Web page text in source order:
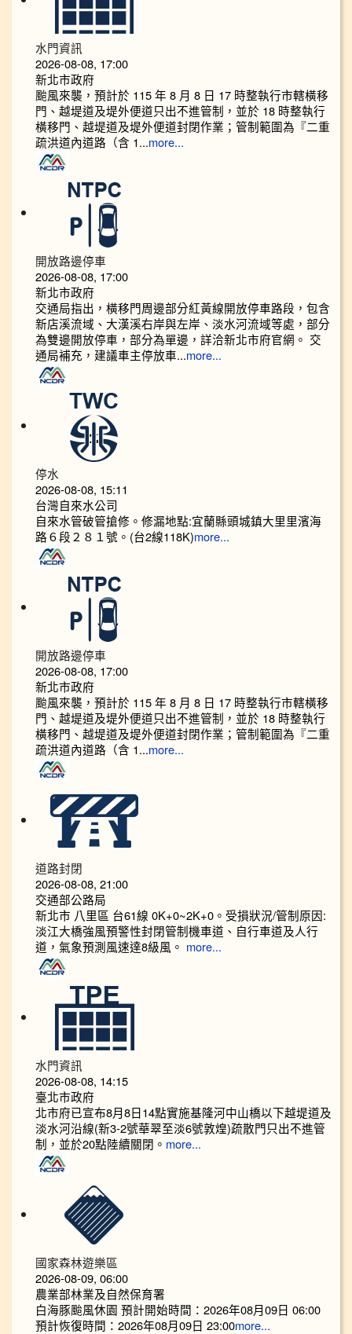
水門資訊
2026-08-08, 17:00
新北市政府
颱風來襲，預計於 115 年 8 月 8 日 17 時整執行市轄橫移
門、越堤道及堤外便道只出不進管制，並於 18 時整執行
橫移門、越堤道及堤外便道封閉作業；管制範圍為『二重
疏洪道內道路（含 1...more...
開放路邊停車
2026-08-08, 17:00
新北市政府
交通局指出，橫移門周邊部分紅黃線開放停車路段，包含
新店溪流域、大漢溪右岸與左岸、淡水河流域等處，部分
為雙邊開放停車，部分為單邊，詳洽新北市府官網。 交
通局補充，建議車主停放車...more...
停水
2026-08-08, 15:11
台灣自來水公司
自來水管破管搶修。修漏地點:宜蘭縣頭城鎮大里里濱海
路６段２８１號。(台2線118K)more...
開放路邊停車
2026-08-08, 17:00
新北市政府
颱風來襲，預計於 115 年 8 月 8 日 17 時整執行市轄橫移
門、越堤道及堤外便道只出不進管制，並於 18 時整執行
橫移門、越堤道及堤外便道封閉作業；管制範圍為『二重
疏洪道內道路（含 1...more...
道路封閉
2026-08-08, 21:00
交通部公路局
新北市 八里區 台61線 0K+0~2K+0。受損狀況/管制原因:
淡江大橋強風預警性封閉管制機車道、自行車道及人行
道，氣象預測風速達8級風。
more...
水門資訊
2026-08-08, 14:15
臺北市政府
北市府已宣布8月8日14點實施基隆河中山橋以下越堤道及
淡水河沿線(新3-2號華翠至淡6號敦煌)疏散門只出不進管
制，並於20點陸續關閉。 more...
國家森林遊樂區
2026-08-09, 06:00
農業部林業及自然保育署
白海豚颱風休園 預計開始時間：2026年08月09日 06:00
預計恢復時間：2026年08月09日 23:00more...